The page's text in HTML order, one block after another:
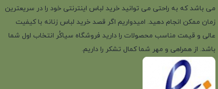
می باشد که به راحتی می توانید خرید لباس اینترنتی خود را در سریعترین
زمان ممکن انجام دهید. امیدواریم اگر قصد خرید لباس زنانه با کیفیت
عالی و قیمت مناسب محصولات را دارید فروشگاه سیاکُر انتخاب اول شما
باشد. از همراهی و مهر شما کمال تشکر را داریم.